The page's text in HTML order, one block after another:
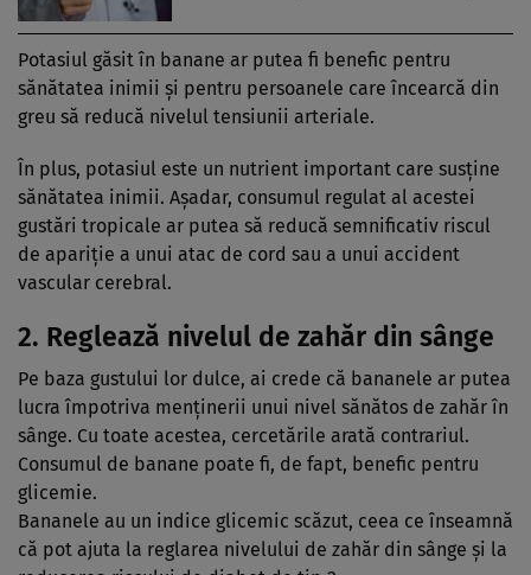
Potasiul găsit în banane ar putea fi benefic pentru
sănătatea inimii și pentru persoanele care încearcă din
greu să reducă nivelul tensiunii arteriale.
În plus, potasiul este un nutrient important care susține
sănătatea inimii. Așadar, consumul regulat al acestei
gustări tropicale ar putea să reducă semnificativ riscul
de apariție a unui atac de cord sau a unui accident
vascular cerebral.
2. Reglează nivelul de zahăr din sânge
Pe baza gustului lor dulce, ai crede că bananele ar putea
lucra împotriva menținerii unui nivel sănătos de zahăr în
sânge. Cu toate acestea, cercetările arată contrariul.
Consumul de banane poate fi, de fapt, benefic pentru
glicemie.
Bananele au un indice glicemic scăzut, ceea ce înseamnă
că pot ajuta la reglarea nivelului de zahăr din sânge și la